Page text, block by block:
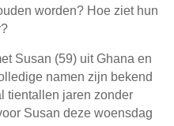
worden? Hoe ziet hun
Susan (59) uit Ghana en
namen zijn bekend
tientallen jaren zonder
Susan deze woensdag